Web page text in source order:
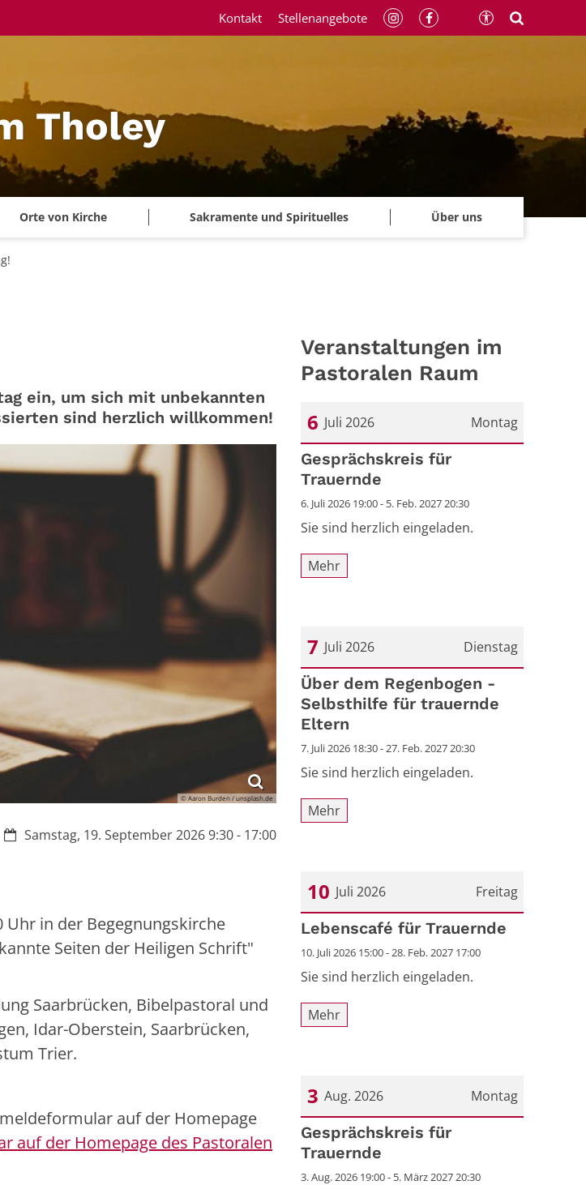
Tholey
Orte von Kirche Sakramente und Spirituelles Über uns
Kontakt Stellenangebote
ein, um sich mit unbekannten
sind herzlich willkommen!
© Aaron Burden / unsplash.de
Datum:
Samstag, 19. September 2026 9:30 - 17:00
Uhr in der Begegnungskirche
Seiten der Heiligen Schrift"
Saarbrücken, Bibelpastoral und
Idar-Oberstein, Saarbrücken,
Trier.
auf der Homepage
auf der Homepage des Pastoralen
Veranstaltungen im
Pastoralen Raum
Montag
6 Juli 2026
Datum: 6. Juli 2026
Gesprächskreis für
Trauernde
6. Juli 2026 19:00 - 5. Feb. 2027 20:30
Sie sind herzlich eingeladen.
Mehr
Dienstag
7 Juli 2026
Datum: 7. Juli 2026
Über dem Regenbogen -
Selbsthilfe für trauernde
Eltern
7. Juli 2026 18:30 - 27. Feb. 2027 20:30
Sie sind herzlich eingeladen.
Mehr
Freitag
10 Juli 2026
Datum: 10. Juli 2026
Lebenscafé für Trauernde
10. Juli 2026 15:00 - 28. Feb. 2027 17:00
Sie sind herzlich eingeladen.
Mehr
Montag
3 Aug. 2026
Datum: 3. August 2026
Gesprächskreis für
Trauernde
3. Aug. 2026 19:00 - 5. März 2027 20:30